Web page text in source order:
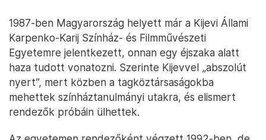
1987-ben Magyarország helyett már a Kijevi Állami
Karpenko-Karij Színház- és Filmművészeti
Egyetemre jelentkezett, onnan egy éjszaka alatt
haza tudott vonatozni. Szerinte Kijevvel „abszolút
nyert”, mert közben a tagköztársaságokba
mehettek színháztanulmányi utakra, és elismert
rendezők próbáin ülhettek.